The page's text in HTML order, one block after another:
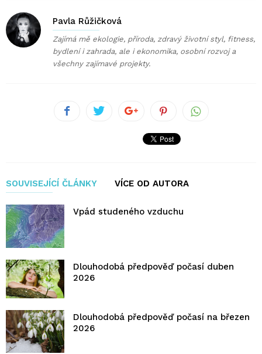
Pavla Růžičková
Zajímá mě ekologie, příroda, zdravý životní styl, fitness,
bydlení i zahrada, ale i ekonomika, osobní rozvoj a
všechny zajímavé projekty.
SOUVISEJÍCÍ ČLÁNKY VÍCE OD AUTORA
Vpád studeného vzduchu
Dlouhodobá předpověď počasí duben
2026
Dlouhodobá předpověď počasí na březen
2026